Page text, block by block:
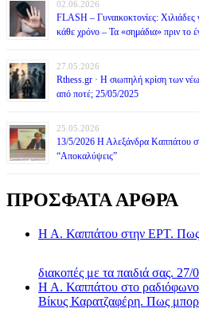
02.06.2026
FLASH – Γυναικοκτονίες: Χιλιάδες
κάθε χρόνο – Τα «σημάδια» πριν το
27.05.2026
Rthess.gr · Η σιωπηλή κρίση των
από ποτέ; 25/05/2025
25.05.2026
13/5/2026 Η Αλεξάνδρα Καππάτου
“Αποκαλύψεις”
ΠΡΟΣΦΑΤΑ ΑΡΘΡΑ
Η Α. Καππάτου στην ΕΡΤ. Πως
διακοπές με τα παιδιά σας. 27/
Η Α. Καππάτου στο ραδιόφωνο
Βίκυς Καρατζαφέρη. Πως